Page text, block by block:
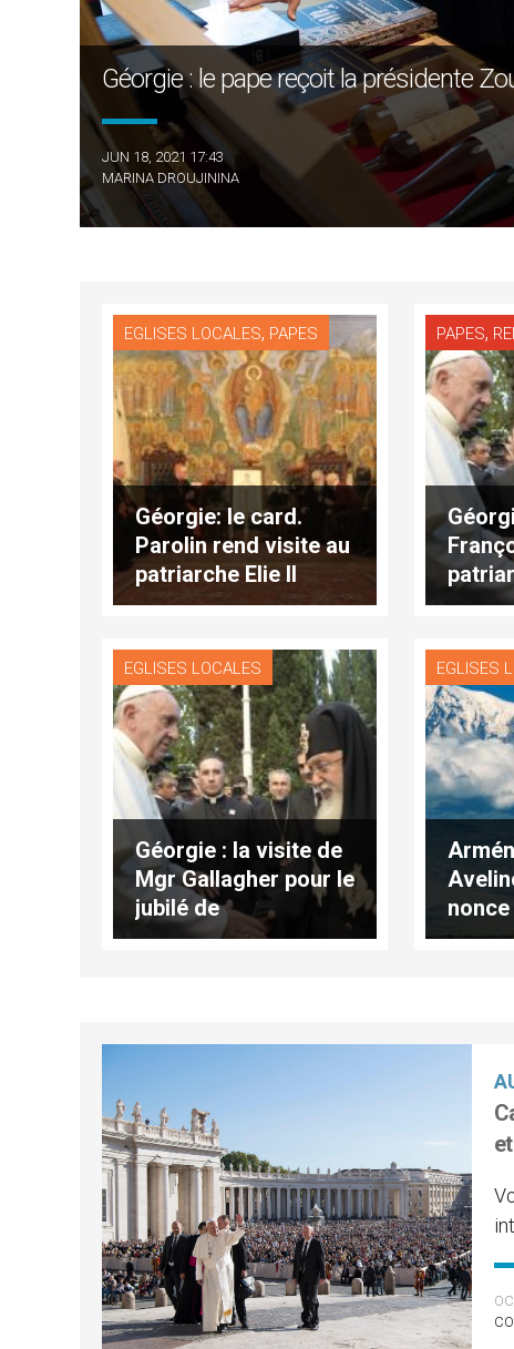
Géorgie : le pape reçoit la présidente
JUN 18, 2021 17:43
MARINA DROUJININA
EGLISES LOCALES, PAPES
Géorgie: le card.
Parolin rend visite au
patriarche Elie II
PAPES,
EGLISES LOCALES
Géorgie : la visite de
Mgr Gallagher pour le
jubilé de
l'indépendance
EGLISES